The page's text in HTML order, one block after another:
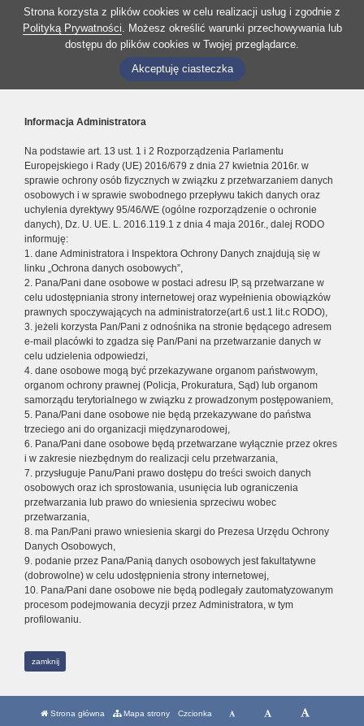
Strona korzysta z plików cookies w celu realizacji usług i zgodnie z
Polityką Prywatności. Możesz określić warunki przechowywania lub
dostępu do plików cookies w Twojej przeglądarce.
Akceptuję ciasteczka
Informacja Administratora
Na podstawie art. 13 ust. 1 i 2 Rozporządzenia Parlamentu
Europejskiego i Rady (UE) 2016/679 z dnia 27 kwietnia 2016r. w
sprawie ochrony osób fizycznych w związku z przetwarzaniem danych
osobowych i w sprawie swobodnego przepływu takich danych oraz
uchylenia dyrektywy 95/46/WE (ogólne rozporządzenie o ochronie
danych), Dz. U. UE. L. 2016.119.1 z dnia 4 maja 2016r., dalej RODO
informuję:
1. dane Administratora i Inspektora Ochrony Danych znajdują się w
linku „Ochrona danych osobowych”,
2. Pana/Pani dane osobowe w postaci adresu IP, są przetwarzane w
celu udostępniania strony internetowej oraz wypełnienia obowiązków
prawnych spoczywających na administratorze(art.6 ust.1 lit.c RODO),
3. jeżeli korzysta Pan/Pani z odnośnika na stronie będącego adresem
e-mail placówki to zgadza się Pan/Pani na przetwarzanie danych w
celu udzielenia odpowiedzi,
4. dane osobowe mogą być przekazywane organom państwowym,
organom ochrony prawnej (Policja, Prokuratura, Sąd) lub organom
samorządu terytorialnego w związku z prowadzonym postępowaniem,
5. Pana/Pani dane osobowe nie będą przekazywane do państwa
trzeciego ani do organizacji międzynarodowej,
6. Pana/Pani dane osobowe będą przetwarzane wyłącznie przez okres
i w zakresie niezbędnym do realizacji celu przetwarzania,
7. przysługuje Panu/Pani prawo dostępu do treści swoich danych
osobowych oraz ich sprostowania, usunięcia lub ograniczenia
przetwarzania lub prawo do wniesienia sprzeciwu wobec
przetwarzania,
8. ma Pan/Pani prawo wniesienia skargi do Prezesa Urzędu Ochrony
Danych Osobowych,
9. podanie przez Pana/Panią danych osobowych jest fakultatywne
(dobrowolne) w celu udostępnienia strony internetowej,
10. Pana/Pani dane osobowe nie będą podlegały zautomatyzowanym
procesom podejmowania decyzji przez Administratora, w tym
profilowaniu.
zamknij
Strona główna Mapa strony Czcionka